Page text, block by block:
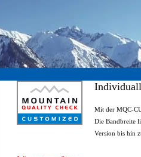
Mit der MQC-
Die Bandbreite
Version bis hin